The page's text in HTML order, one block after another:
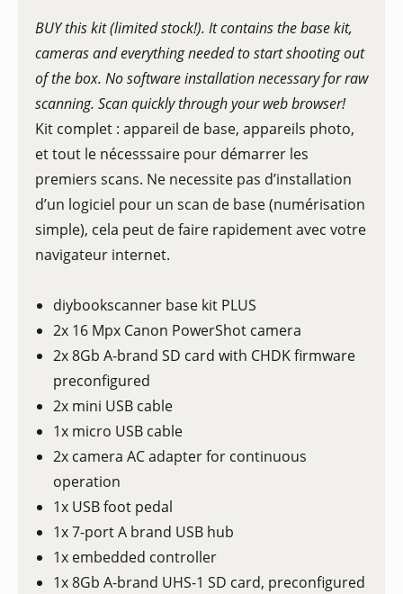
BUY this kit (limited stock!). It contains the base kit,
cameras and everything needed to start shooting out
of the box. No software installation necessary for raw
scanning. Scan quickly through your web browser!
Kit complet : appareil de base, appareils photo,
et tout le nécesssaire pour démarrer les
premiers scans. Ne necessite pas d’installation
d’un logiciel pour un scan de base (numérisation
simple), cela peut de faire rapidement avec votre
navigateur internet.
diybookscanner base kit PLUS
2x 16 Mpx Canon PowerShot camera
2x 8Gb A-brand SD card with CHDK firmware
preconfigured
2x mini USB cable
1x micro USB cable
2x camera AC adapter for continuous
operation
1x USB foot pedal
1x 7-port A brand USB hub
1x embedded controller
1x 8Gb A-brand UHS-1 SD card, preconfigured